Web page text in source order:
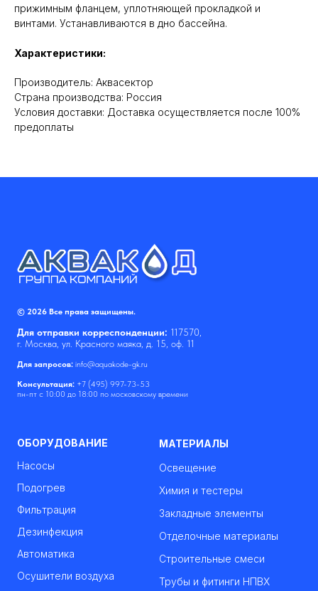
прижимным фланцем, уплотняющей прокладкой и
винтами. Устанавливаются в дно бассейна.
Характеристики:
Производитель: Аквасектор
Cтрана производства: Россия
Условия доставки: Доставка осуществляется после 100%
предоплаты
© 2026 Все права защищены.
Для отправки корреспонденции: 117570,
г. Москва, ул. Красного маяка, д. 15, оф. 11
Для запросов: info@aquakode-gk.ru
Консультация: +7 (495) 997-73-53
пн-пт с 10:00 до 18:00 по московскому времени
ОБОРУДОВАНИЕ
Насосы
Подогрев
Фильтрация
Дезинфекция
Автоматика
Осушители воздуха
МАТЕРИАЛЫ
Освещение
Химия и тестеры
Закладные элементы
Отделочные материалы
Строительные смеси
Трубы и фитинги НПВХ